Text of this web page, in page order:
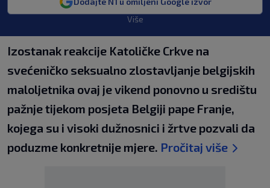
Više
Izostanak reakcije Katoličke Crkve na
svećeničko seksualno zlostavljanje belgijskih
maloljetnika ovaj je vikend ponovno u središtu
pažnje tijekom posjeta Belgiji pape Franje,
kojega su i visoki dužnosnici i žrtve pozvali da
poduzme konkretnije mjere. Pročitaj više